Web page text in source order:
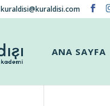
kuraldisi@kuraldisi.com
ANA SAYFA